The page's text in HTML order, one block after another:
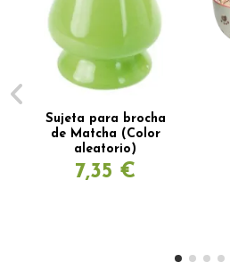
Sujeta para brocha
de Matcha (Color
aleatorio)
7,35 €